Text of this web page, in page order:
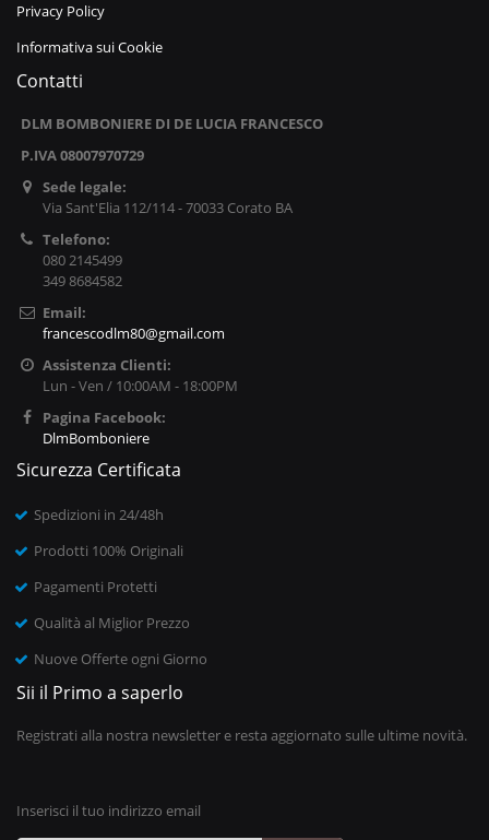
Privacy Policy
Informativa sui Cookie
Contatti
DLM BOMBONIERE DI DE LUCIA FRANCESCO
P.IVA 08007970729
Sede legale:
Via Sant'Elia 112/114 - 70033 Corato BA
Telefono:
080 2145499
349 8684582
Email:
francescodlm80@gmail.com
Assistenza Clienti:
Lun - Ven / 10:00AM - 18:00PM
Pagina Facebook:
DlmBomboniere
Sicurezza Certificata
Spedizioni in 24/48h
Prodotti 100% Originali
Pagamenti Protetti
Qualità al Miglior Prezzo
Nuove Offerte ogni Giorno
Sii il Primo a saperlo
Registrati alla nostra newsletter e resta aggiornato sulle ultime novità.
Inserisci il tuo indirizzo email